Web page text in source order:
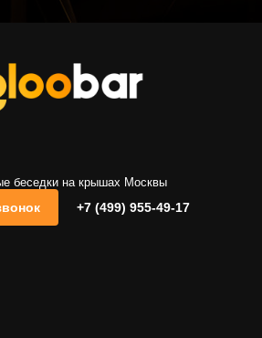
беседки на крышах Москвы
+7 (499) 955-49-17